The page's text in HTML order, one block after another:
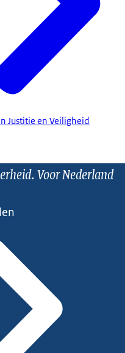
Justitie en Veiligheid
Voor Nederland